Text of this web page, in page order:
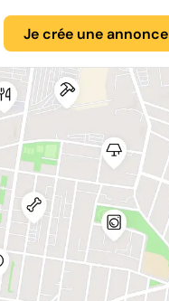
Je crée une annonce